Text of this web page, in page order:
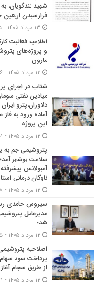
شهید تندگویان،
فرارسیدن
اطلاعیه فعالیت
و پروژه‌های
مارون
شتاب در اجرای
میادین نفتی
دلاوران،پترو
آماده ورود به فاز
این پروژه
پتروشیمی جم به
آمبولانس پیشرفته
ناوگان درمانی
سیروس حامدی
مدیرعامل
شد؛
اصلاحیه
از طریق سجام